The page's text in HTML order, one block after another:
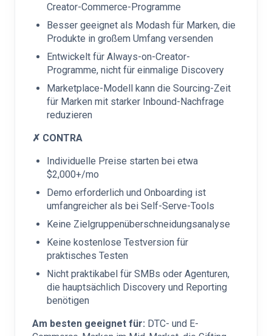
Creator-Commerce-Programme
Besser geeignet als Modash für Marken, die
Produkte in großem Umfang versenden
Entwickelt für Always-on-Creator-
Programme, nicht für einmalige Discovery
Marketplace-Modell kann die Sourcing-Zeit
für Marken mit starker Inbound-Nachfrage
reduzieren
✗ CONTRA
Individuelle Preise starten bei etwa
$2,000+/mo
Demo erforderlich und Onboarding ist
umfangreicher als bei Self-Serve-Tools
Keine Zielgruppenüberschneidungsanalyse
Keine kostenlose Testversion für
praktisches Testen
Nicht praktikabel für SMBs oder Agenturen,
die hauptsächlich Discovery und Reporting
benötigen
Am besten geeignet für: DTC- und E-